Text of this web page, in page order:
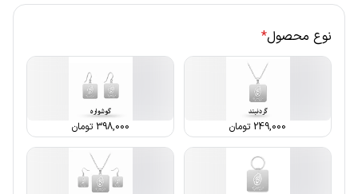
نوع محصول*
249,000 تومان 398,000 تومان